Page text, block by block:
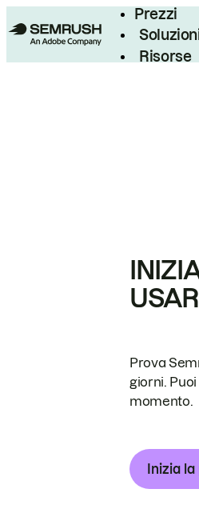
Prezzi
Risorse
Prova
giorni.
momento.
Inizia